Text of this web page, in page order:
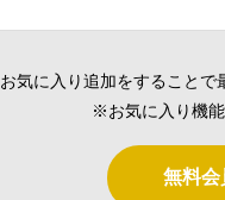
お気に入り追加をすることで
※お気に入り機能
無料会